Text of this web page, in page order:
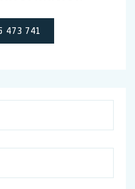
473 741